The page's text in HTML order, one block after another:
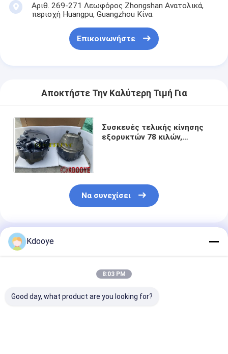
Αριθ. 269-271 Λεωφόρος Zhongshan Ανατολικά,
περιοχή Huangpu, Guangzhou Κίνα.
Επικοινωνήστε
Αποκτήστε Την Καλύτερη Τιμή Για
Συσκευές τελικής κίνησης
εξορυκτών 78 κιλών,
Να συνεχίσει
Συνιστώμενα Προϊόντα
Kdooye
8:03 PM
Good day, what product are you looking for?